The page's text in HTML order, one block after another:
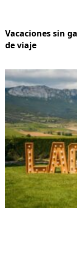
Vacaciones sin
de viaje